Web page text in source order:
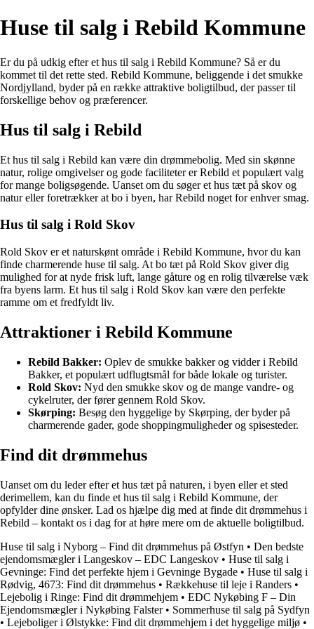
Huse til salg i Rebild Kommune
Er du på udkig efter et hus til salg i Rebild Kommune? Så er du
kommet til det rette sted. Rebild Kommune, beliggende i det smukke
Nordjylland, byder på en række attraktive boligtilbud, der passer til
forskellige behov og præferencer.
Hus til salg i Rebild
Et hus til salg i Rebild kan være din drømmebolig. Med sin skønne
natur, rolige omgivelser og gode faciliteter er Rebild et populært valg
for mange boligsøgende. Uanset om du søger et hus tæt på skov og
natur eller foretrækker at bo i byen, har Rebild noget for enhver smag.
Hus til salg i Rold Skov
Rold Skov er et naturskønt område i Rebild Kommune, hvor du kan
finde charmerende huse til salg. At bo tæt på Rold Skov giver dig
mulighed for at nyde frisk luft, lange gåture og en rolig tilværelse væk
fra byens larm. Et hus til salg i Rold Skov kan være den perfekte
ramme om et fredfyldt liv.
Attraktioner i Rebild Kommune
Rebild Bakker: Oplev de smukke bakker og vidder i Rebild
Bakker, et populært udflugtsmål for både lokale og turister.
Rold Skov: Nyd den smukke skov og de mange vandre- og
cykelruter, der fører gennem Rold Skov.
Skørping: Besøg den hyggelige by Skørping, der byder på
charmerende gader, gode shoppingmuligheder og spisesteder.
Find dit drømmehus
Uanset om du leder efter et hus tæt på naturen, i byen eller et sted
derimellem, kan du finde et hus til salg i Rebild Kommune, der
opfylder dine ønsker. Lad os hjælpe dig med at finde dit drømmehus i
Rebild – kontakt os i dag for at høre mere om de aktuelle boligtilbud.
Huse til salg i Nyborg – Find dit drømmehus på Østfyn • Den bedste
ejendomsmægler i Langeskov – EDC Langeskov • Huse til salg i
Gevninge: Find det perfekte hjem i Gevninge Bygade • Huse til salg i
Rødvig, 4673: Find dit drømmehus • Rækkehuse til leje i Randers •
Lejebolig i Ringe: Find dit drømmehjem • EDC Nykøbing F – Din
Ejendomsmægler i Nykøbing Falster• Sommerhuse til salg på Sydfyn
• Lejeboliger i Ølstykke: Find dit drømmehjem i det hyggelige miljø •